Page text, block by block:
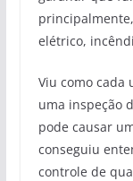
elétrico,
Viu como cada
uma inspeção
pode causar
conseguiu
controle de